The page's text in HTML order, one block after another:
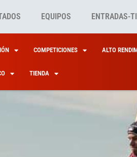
EQUIPOS ENTRADAS-
COMPETICIONES ALTO
TIENDA